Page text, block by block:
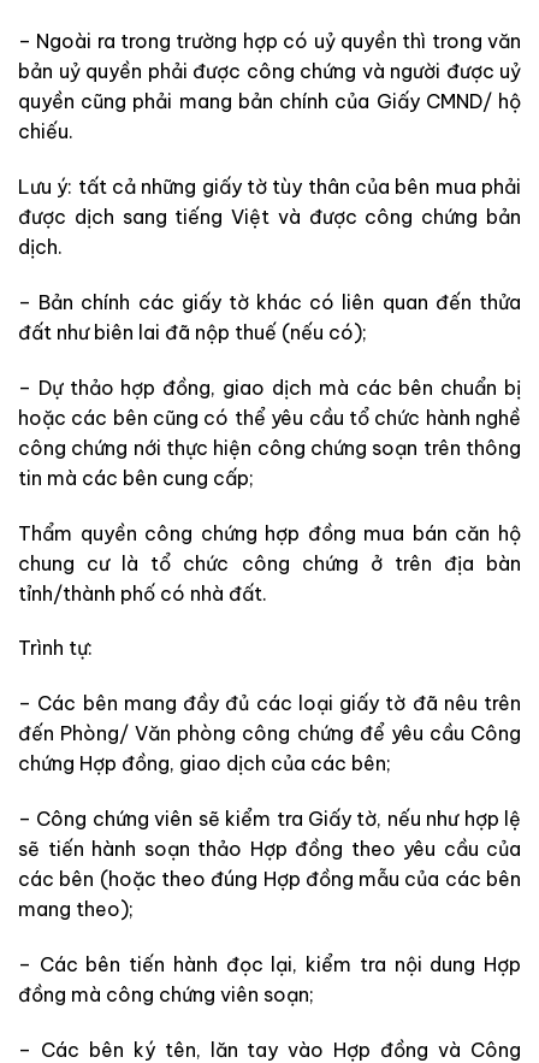
– Ngoài ra trong trường hợp có uỷ quyền thì trong văn
bản uỷ quyền phải được công chứng và người được uỷ
quyền cũng phải mang bản chính của Giấy CMND/ hộ
chiếu.
Lưu ý: tất cả những giấy tờ tùy thân của bên mua phải
được dịch sang tiếng Việt và được công chứng bản
dịch.
– Bản chính các giấy tờ khác có liên quan đến thửa
đất như biên lai đã nộp thuế (nếu có);
– Dự thảo hợp đồng, giao dịch mà các bên chuẩn bị
hoặc các bên cũng có thể yêu cầu tổ chức hành nghề
công chứng nới thực hiện công chứng soạn trên thông
tin mà các bên cung cấp;
Thẩm quyền công chứng hợp đồng mua bán căn hộ
chung cư là tổ chức công chứng ở trên địa bàn
tỉnh/thành phố có nhà đất.
Trình tự:
– Các bên mang đầy đủ các loại giấy tờ đã nêu trên
đến Phòng/ Văn phòng công chứng để yêu cầu Công
chứng Hợp đồng, giao dịch của các bên;
– Công chứng viên sẽ kiểm tra Giấy tờ, nếu như hợp lệ
sẽ tiến hành soạn thảo Hợp đồng theo yêu cầu của
các bên (hoặc theo đúng Hợp đồng mẫu của các bên
mang theo);
– Các bên tiến hành đọc lại, kiểm tra nội dung Hợp
đồng mà công chứng viên soạn;
– Các bên ký tên, lăn tay vào Hợp đồng và Công